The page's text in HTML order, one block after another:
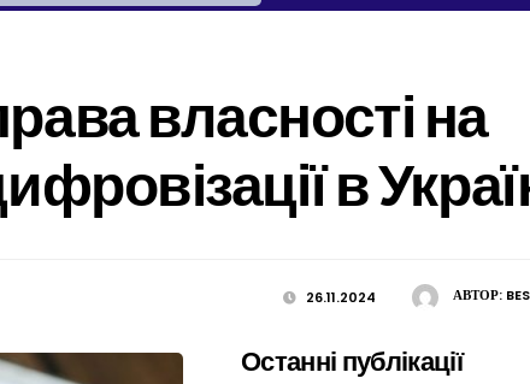
власності на
в
АВТОР:
26.11.2024
Останні публікації